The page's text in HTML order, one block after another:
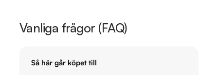
Vanliga frågor (FAQ)
Så här går köpet till